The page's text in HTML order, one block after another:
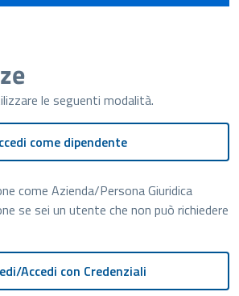
richiedere CIE
le seguenti modalità.
come dipendente
come Azienda/Persona Giuridica
se sei un utente che non può richiedere